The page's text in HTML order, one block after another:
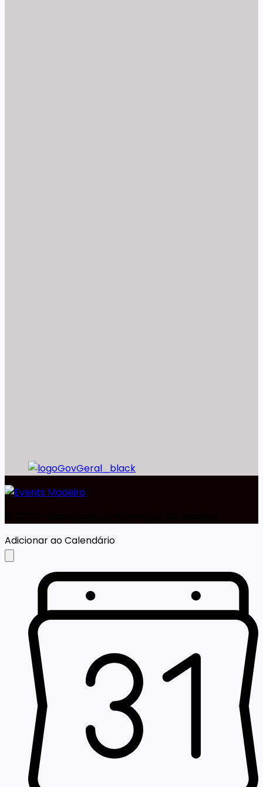
Adicionar ao Calendário